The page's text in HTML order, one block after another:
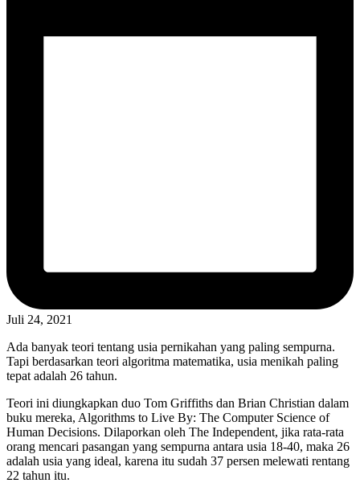
Juli 24, 2021
Ada banyak teori tentang usia pernikahan yang paling sempurna.
Tapi berdasarkan teori algoritma matematika, usia menikah paling
tepat adalah 26 tahun.
Teori ini diungkapkan duo Tom Griffiths dan Brian Christian dalam
buku mereka, Algorithms to Live By: The Computer Science of
Human Decisions. Dilaporkan oleh The Independent, jika rata-rata
orang mencari pasangan yang sempurna antara usia 18-40, maka 26
adalah usia yang ideal, karena itu sudah 37 persen melewati rentang
22 tahun itu.